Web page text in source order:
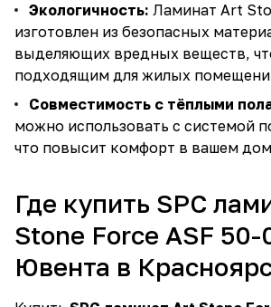
Экологичность: Ламинат Art
изготовлен из безопасных
выделяющих вредных веществ,
подходящим для жилых
Совместимость с тёплыми
можно использовать с системой
что повысит комфорт в вашем
Где купить SPC
Stone Force ASF
Ювента в